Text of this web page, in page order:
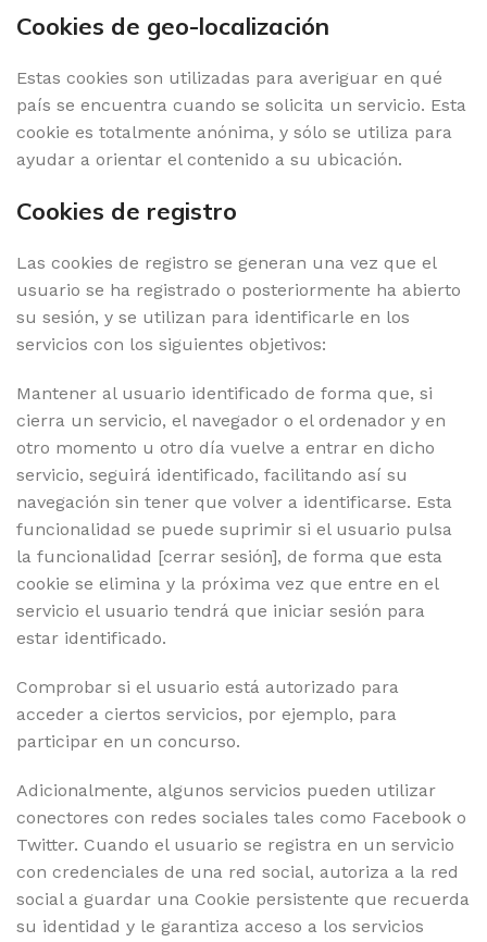
Cookies de geo-localización
Estas cookies son utilizadas para averiguar en qué
país se encuentra cuando se solicita un servicio. Esta
cookie es totalmente anónima, y sólo se utiliza para
ayudar a orientar el contenido a su ubicación.
Cookies de registro
Las cookies de registro se generan una vez que el
usuario se ha registrado o posteriormente ha abierto
su sesión, y se utilizan para identificarle en los
servicios con los siguientes objetivos:
Mantener al usuario identificado de forma que, si
cierra un servicio, el navegador o el ordenador y en
otro momento u otro día vuelve a entrar en dicho
servicio, seguirá identificado, facilitando así su
navegación sin tener que volver a identificarse. Esta
funcionalidad se puede suprimir si el usuario pulsa
la funcionalidad [cerrar sesión], de forma que esta
cookie se elimina y la próxima vez que entre en el
servicio el usuario tendrá que iniciar sesión para
estar identificado.
Comprobar si el usuario está autorizado para
acceder a ciertos servicios, por ejemplo, para
participar en un concurso.
Adicionalmente, algunos servicios pueden utilizar
conectores con redes sociales tales como Facebook o
Twitter. Cuando el usuario se registra en un servicio
con credenciales de una red social, autoriza a la red
social a guardar una Cookie persistente que recuerda
su identidad y le garantiza acceso a los servicios